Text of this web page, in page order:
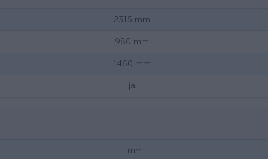
2315 mm
980 mm
1460 mm
ja
- mm